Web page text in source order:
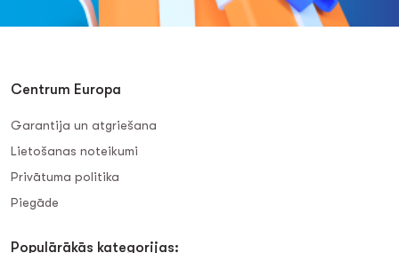
Centrum Europa
Garantija un atgriešana
Lietošanas noteikumi
Privātuma politika
Piegāde
Populārākās kategorijas: